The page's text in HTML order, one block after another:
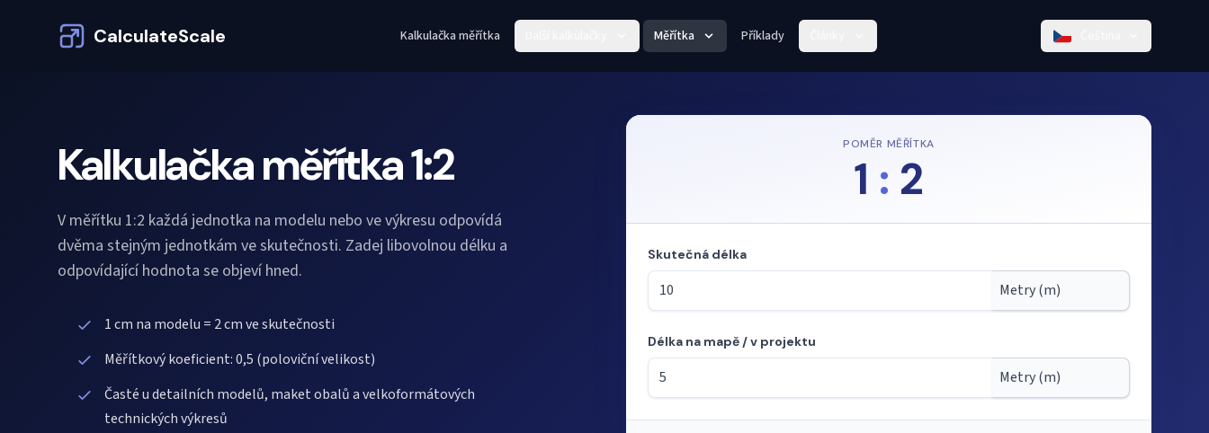
CalculateScale Kalkulačka měřítka Měřítka Příklady
Kalkulačka měřítka 1:2
V měřítku 1:2 každá jednotka na modelu nebo ve výkresu odpovídá
dvěma stejným jednotkám ve skutečnosti. Zadej libovolnou délku a
odpovídající hodnota se objeví hned.
1 cm na modelu = 2 cm ve skutečnosti
Měřítkový koeficient: 0,5 (poloviční velikost)
Časté u detailních modelů, maket obalů a velkoformátových
technických výkresů
POMĚR MĚŘÍTKA
1 : 2
Režim: výpočet délek z měřítka
Skutečná délka
Délka na mapě / v projektu